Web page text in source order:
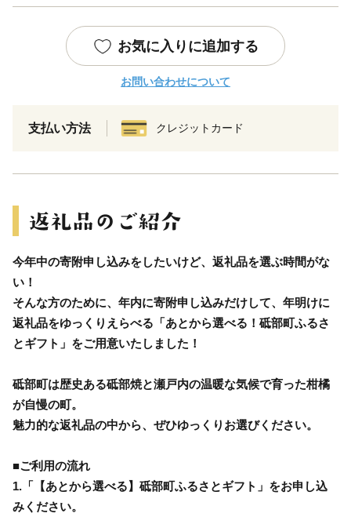
お気に入りに追加する
お問い合わせについて
支払い方法 クレジットカード
今年中の寄附申し込みをしたいけど、返礼品を選ぶ時間がな
い！
そんな方のために、年内に寄附申し込みだけして、年明けに
返礼品をゆっくりえらべる「あとから選べる！砥部町ふるさ
とギフト」をご用意いたしました！
砥部町は歴史ある砥部焼と瀬戸内の温暖な気候で育った柑橘
が自慢の町。
魅力的な返礼品の中から、ぜひゆっくりお選びください。
■ご利用の流れ
1.「【あとから選べる】砥部町ふるさとギフト」をお申し込
みください。